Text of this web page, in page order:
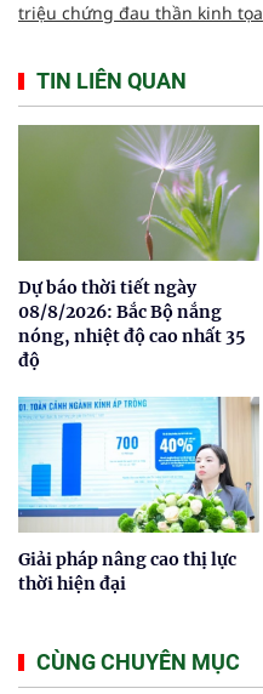
triệu chứng đau thần kinh tọa
TIN LIÊN QUAN
Dự báo thời tiết ngày
08/8/2026: Bắc Bộ nắng
nóng, nhiệt độ cao nhất 35
độ
Giải pháp nâng cao thị lực
thời hiện đại
CÙNG CHUYÊN MỤC